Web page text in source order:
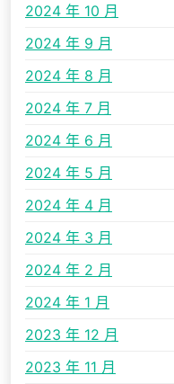
2024 年 10 月
2024 年 9 月
2024 年 8 月
2024 年 7 月
2024 年 6 月
2024 年 5 月
2024 年 4 月
2024 年 3 月
2024 年 2 月
2024 年 1 月
2023 年 12 月
2023 年 11 月